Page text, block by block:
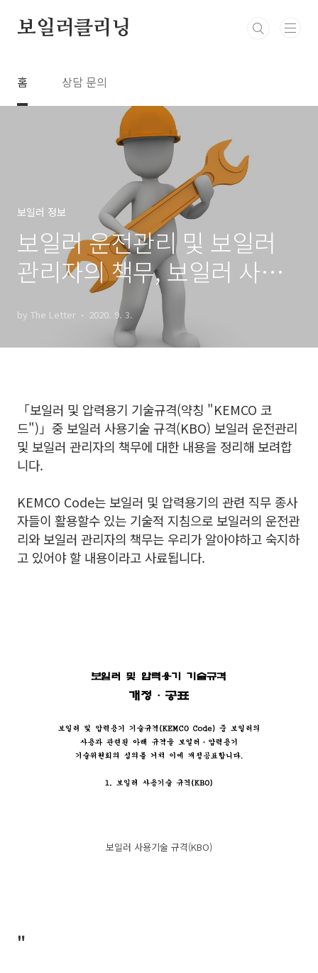
보일러클리닝
홈 상담 문의
보일러 정보
보일러 운전관리 및 보일러
관리자의 책무, 보일러 사용
기술 규격(KBO)
by The Letter 2020. 9. 3.
「보일러 및 압력용기 기술규격(약칭 "KEMCO 코
드")」중 보일러 사용기술 규격(KBO) 보일러 운전관리
및 보일러 관리자의 책무에 대한 내용을 정리해 보려합
니다.
KEMCO Code는 보일러 및 압력용기의 관련 직무 종사
자들이 활용할수 있는 기술적 지침으로 보일러의 운전관
리와 보일러 관리자의 책무는 우리가 알아야하고 숙지하
고 있어야 할 내용이라고 사료됩니다.
보일러 사용기술 규격(KBO)
"